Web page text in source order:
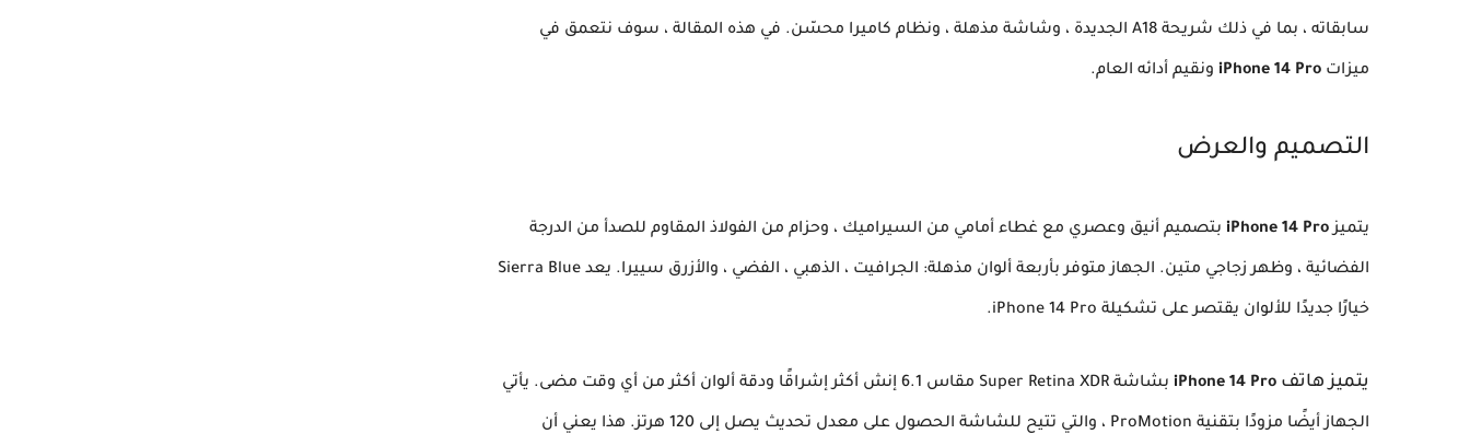
سابقاته ، بما في ذلك شريحة A18 الجديدة ، وشاشة مذهلة ، ونظام كاميرا محسّن. في هذه المقالة ، سوف نتعمق في
ميزات iPhone 14 Pro ونقيم أدائه العام.
التصميم والعرض
يتميزiPhone 14 Pro بتصميم أنيق وعصري مع غطاء أمامي من السيراميك ، وحزام من الفولاذ المقاوم للصدأ من الدرجة
الفضائية ، وظهر زجاجي متين. الجهاز متوفر بأربعة ألوان مذهلة: الجرافيت ، الذهبي ، الفضي ، والأزرق سييرا. يعد Sierra Blue
خيارًا جديدًا للألوان يقتصر على تشكيلة iPhone 14 Pro.
يتميز هاتف iPhone 14 Pro بشاشة Super Retina XDR مقاس 6.1 إنش أكثر إشراقًا ودقة ألوان أكثر من أي وقت مضى. يأتي
الجهاز أيضًا مزودًا بتقنية ProMotion ، والتي تتيح للشاشة الحصول على معدل تحديث يصل إلى 120 هرتز. هذا يعني أن